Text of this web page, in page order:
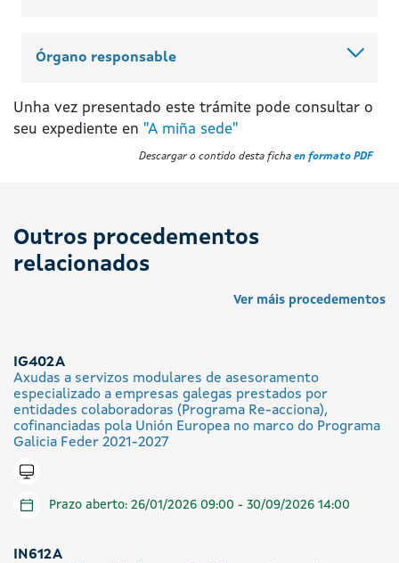
Órgano responsable
Unha vez presentado este trámite pode consultar o
seu expediente en "A miña sede"
Descargar o contido desta ficha en formato PDF
Outros procedementos
relacionados
Ver máis procedementos
IG402A
Axudas a servizos modulares de asesoramento
especializado a empresas galegas prestados por
entidades colaboradoras (Programa Re-acciona),
cofinanciadas pola Unión Europea no marco do Programa
Galicia Feder 2021-2027
Tramitar en liña
Prazo aberto: 26/01/2026 09:00 - 30/09/2026 14:00
IN612A